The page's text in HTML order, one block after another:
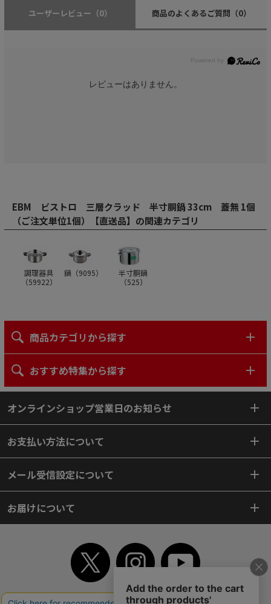
ユーザーレビュー （0） 商品のよくあるご質問 （0）
レビューはありません。
EBM ビストロ 三層クラッド 半寸胴鍋 33cm 蓋無 1個
（ご注文単位1個）【直送品】の関連カテゴリ
調理器具
（59922）
鍋（9095）
半寸胴鍋
（525）
商品カテゴリから探す
おすすめ特集から探す
オンラインショップ営業日のお知らせ
お支払い方法について
メール受信設定について
お届けについて